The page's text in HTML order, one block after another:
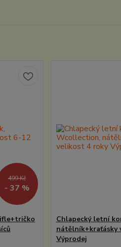
499 Kč
- 37 %
Chlapecký letní
nátělník+kraťásky
Výprodej